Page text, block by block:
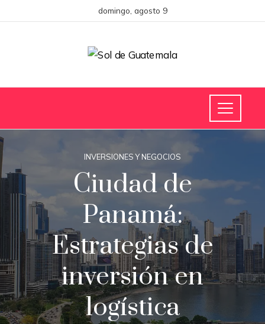
domingo, agosto 9
INVERSIONES Y NEGOCIOS
Ciudad de
Panamá:
Estrategias de
inversión en
logística